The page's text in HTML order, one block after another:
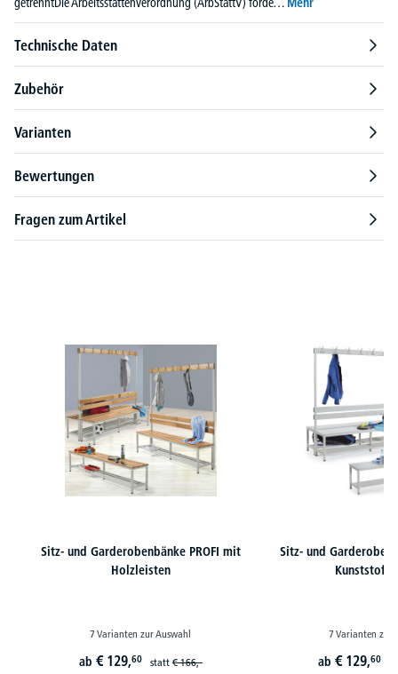
Technische Daten
Zubehör
Varianten
Bewertungen
Fragen zum Artikel
Sitz- und Garderobenbänke PROFI mit
Holzleisten
7 Varianten zur Auswahl
ab € 129,60 statt€ 166,-
Sitz- und
7 Varianten zur
ab € 129,60